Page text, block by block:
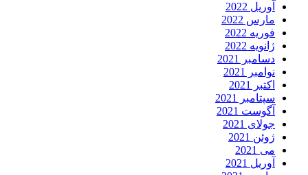
آوریل 2022
مارس 2022
فوریه 2022
ژانویه 2022
دسامبر 2021
نوامبر 2021
اکتبر 2021
سپتامبر 2021
آگوست 2021
جولای 2021
ژوئن 2021
می 2021
آوریل 2021